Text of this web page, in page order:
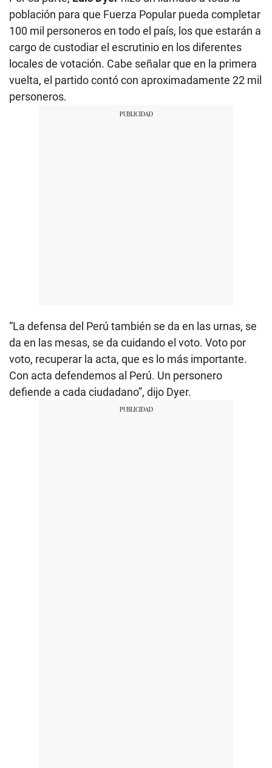
población para que Fuerza Popular pueda completar
100 mil personeros en todo el país, los que estarán a
cargo de custodiar el escrutinio en los diferentes
locales de votación. Cabe señalar que en la primera
vuelta, el partido contó con aproximadamente 22 mil
personeros.
“La defensa del Perú también se da en las urnas, se
da en las mesas, se da cuidando el voto. Voto por
voto, recuperar la acta, que es lo más importante.
Con acta defendemos al Perú. Un personero
defiende a cada ciudadano”, dijo Dyer.